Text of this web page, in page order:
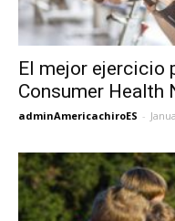
El mejor ejercicio
Consumer Health
adminAmericachiroES -